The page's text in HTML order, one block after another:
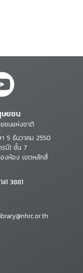
ยชน
ชนแห่งชาติ
5 ธันวาคม 2550
รบี) ชั้น 7
งห้อง เขตหลักสี่
3881